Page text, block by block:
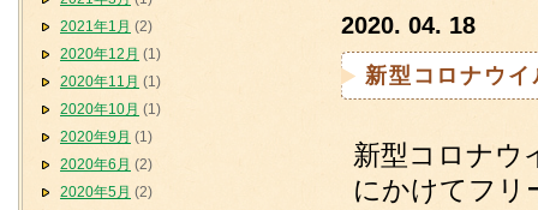
2021年1月 (2)
2020年12月 (1)
2020年11月 (1)
2020年10月 (1)
2020年9月 (1)
2020年6月 (2)
2020年5月 (2)
2020. 04. 18
新型コロナウ
新型コロナウ
にかけてフリ